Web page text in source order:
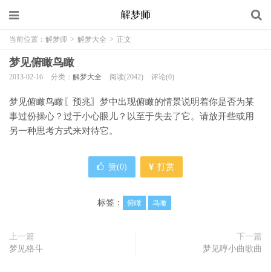
当前位置： 解梦师 > 解梦大全 > 正文
梦见俯瞰鸟瞰
2013-02-16 分类： 解梦大全 阅读(2042) 评论(0)
梦见俯瞰鸟瞰〖预兆〗梦中出现俯瞰的情景说明着你是否为某
事过份操心？过于小心眼儿？以至于失去了它。请放开些或用
另一种思考方式来对待它。
赞(0) 打赏
标签： 俯瞰 鸟瞰
上一篇
梦见格斗
下一篇
梦见哼小曲歌曲